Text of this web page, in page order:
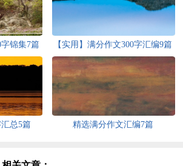
字锦集7篇 【实用】满分作文300字汇编9篇
总5篇 精选满分作文汇编7篇